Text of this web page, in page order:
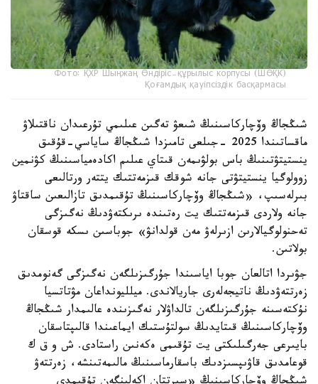
Фото: ҚХР Шыңжаң Өндіріс-құрылыс корпусы (ШӨҚК)
Қоғамдық қауіпсіздік басқармасы
شىڭجاڭ وۆچاركاسىنىڭ شىعۋ تەگىن عىلىمي تۇرعىدان ناقتىلاۋ
ماقساتىندا 2025 -جىلعى تامىزدا شىڭجاڭ ساياسي-قۇقىق
ينستيتۋتىنىڭ باس بولۋىمەن قىتاي عىلىم اكادەمياسىنىڭ كۋنمين
زوولوگيا ينستيتۋتى جانە شوقك قىزمەتتىك يتتەر ورتالىعى
بىرلەسىپ، «شىڭجاڭ وۆچاركاسىنىڭ تۇقىمدىق تازالىعىن ساقتاۋ
جانە ولاردى قىزمەتتىك يت رەتىندە ىرىكتەۋدىڭ نەگىزگى
تەحنولوگيالارىن ازىرلەۋ مەن قولدانۋ» جوباسىن ىسكە قوسقان
بولاتىن.
جۋىردا اتالعان جوبا اياسىندا جۇرگىزىلگەن نەگىزگى گەنومدىق
زەرتتەۋدىڭ ناتيجەلەرى جاريالاندى. ميلليونداعان مۋتاتسيا
نۇكتەسىنە جۇرگىزىلگەن تالداۋلار نەگىزىندە عالىمدار شىڭجاڭ
وۆچاركاسىنىڭ قىتايدىڭ سولتۇستىك ايماعىندا قالىپتاسقان
بايىرعى جەرگىلىكتى يت تۇقىمى ەكەنىن راستادى. ش و ق ك
قوعامدىق قاۋىپسىزدىك باسقارماسىنىڭ مالىمەتىنشە، زەرتتەۋ